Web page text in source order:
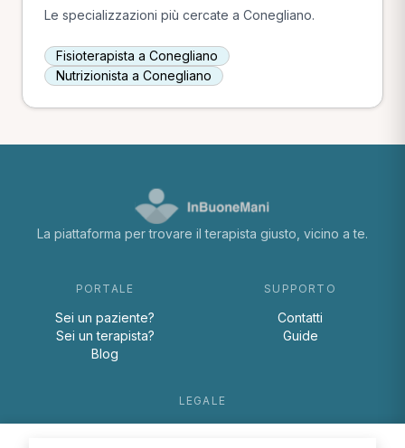
Le specializzazioni più cercate a Conegliano.
Fisioterapista a Conegliano
Nutrizionista a Conegliano
La piattaforma per trovare il terapista giusto, vicino a te.
PORTALE
Sei un paziente?
Sei un terapista?
Blog
SUPPORTO
Contatti
Guide
LEGALE